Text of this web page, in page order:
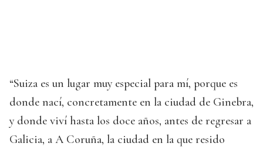
“Suiza es un lugar muy especial para mí, porque es
donde nací, concretamente en la ciudad de Ginebra,
y donde viví hasta los doce años, antes de regresar a
Galicia, a A Coruña, la ciudad en la que resido